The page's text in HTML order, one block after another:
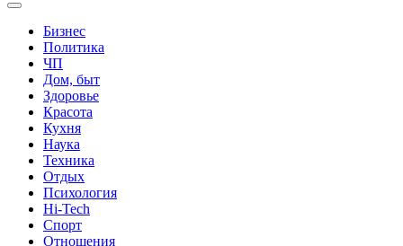
Бизнес
Политика
ЧП
Дом, быт
Здоровье
Красота
Кухня
Наука
Техника
Отдых
Психология
Hi-Tech
Спорт
Отношения